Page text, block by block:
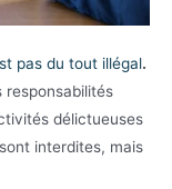
pas du tout illégal.
responsabilités
délictueuses
interdites, mais